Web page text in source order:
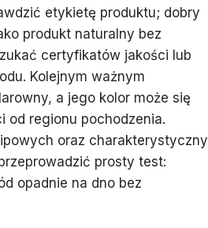
etykietę produktu; dobry
produkt naturalny bez
certyfikatów jakości lub
Kolejnym ważnym
a jego kolor może się
od regionu pochodzenia.
oraz charakterystyczny
prosty test:
opadnie na dno bez